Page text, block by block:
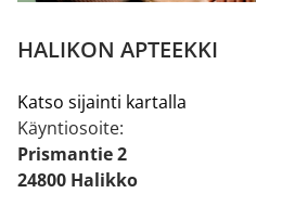
HALIKON APTEEKKI
Katso sijainti kartalla
Käyntiosoite:
Prismantie 2
24800 Halikko